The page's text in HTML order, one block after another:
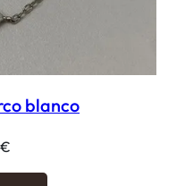
blanco
€